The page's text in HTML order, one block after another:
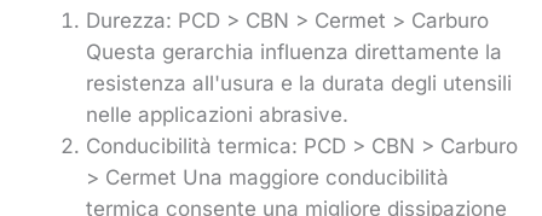
Durezza: PCD > CBN > Cermet > Carburo
Questa gerarchia influenza direttamente la
resistenza all'usura e la durata degli utensili
nelle applicazioni abrasive.
Conducibilità termica: PCD > CBN > Carburo
> Cermet Una maggiore conducibilità
termica consente una migliore dissipazione